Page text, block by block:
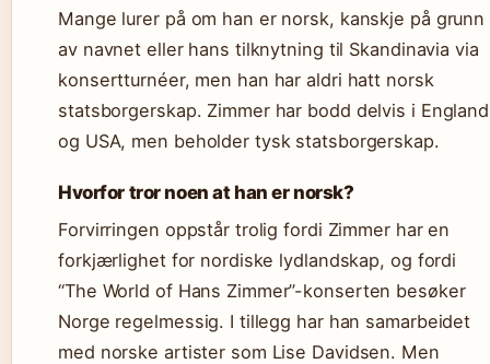
Mange lurer på om han er norsk, kanskje på grunn
av navnet eller hans tilknytning til Skandinavia via
konsertturnéer, men han har aldri hatt norsk
statsborgerskap. Zimmer har bodd delvis i England
og USA, men beholder tysk statsborgerskap.
Hvorfor tror noen at han er norsk?
Forvirringen oppstår trolig fordi Zimmer har en
forkjærlighet for nordiske lydlandskap, og fordi
“The World of Hans Zimmer”-konserten besøker
Norge regelmessig. I tillegg har han samarbeidet
med norske artister som Lise Davidsen. Men